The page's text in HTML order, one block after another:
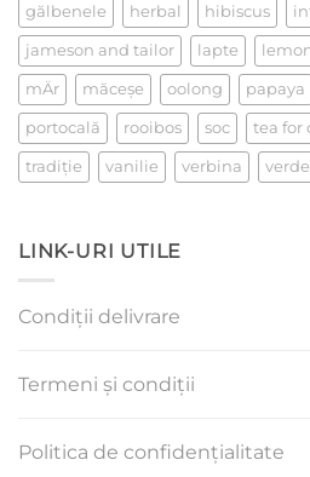
gălbenele herbal hibiscus
jameson and tailor lapte
mÄr măceşe oolong papaya
portocală rooibos soc tea for
tradiţie vanilie verbina verde
LINK-URI UTILE
Condiții delivrare
Termeni și condiții
Politica de confidențialitate